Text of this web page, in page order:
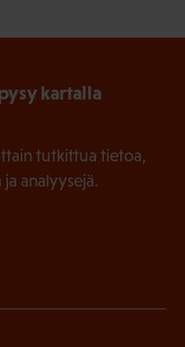
kartalla
tutkittua tietoa,
analyysejä.